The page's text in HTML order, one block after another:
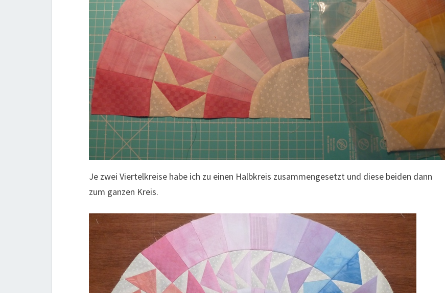
Je zwei Viertelkreise habe ich zu einen Halbkreis zusammengesetzt und diese beiden dann
zum ganzen Kreis.